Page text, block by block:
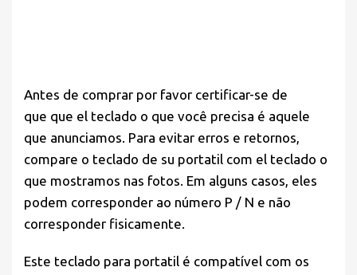
Antes de comprar por favor certificar-se de
que que el teclado o que você precisa é aquele
que anunciamos. Para evitar erros e retornos,
compare o teclado de su portatil com el teclado o
que mostramos nas fotos. Em alguns casos, eles
podem corresponder ao número P / N e não
corresponder fisicamente.
Este teclado para portatil é compatível com os